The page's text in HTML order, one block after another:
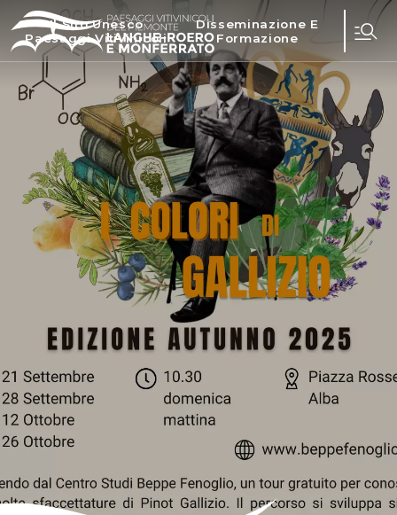
Il Sito Unesco
Paesaggi Vitivinicoli
Disseminazione E
Formazione